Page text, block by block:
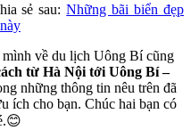
sẻ sau:Những bãi biển đẹp
về du lịch Uông Bí cũng
từ Hà Nội tới Uông Bí –
những thông tin nêu trên đã
ích cho bạn. Chúc hai bạn có